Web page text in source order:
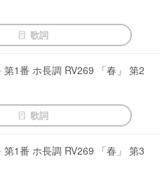
歌詞
1番 ホ長調 RV269 「春」 第2
歌詞
1番 ホ長調 RV269 「春」 第3